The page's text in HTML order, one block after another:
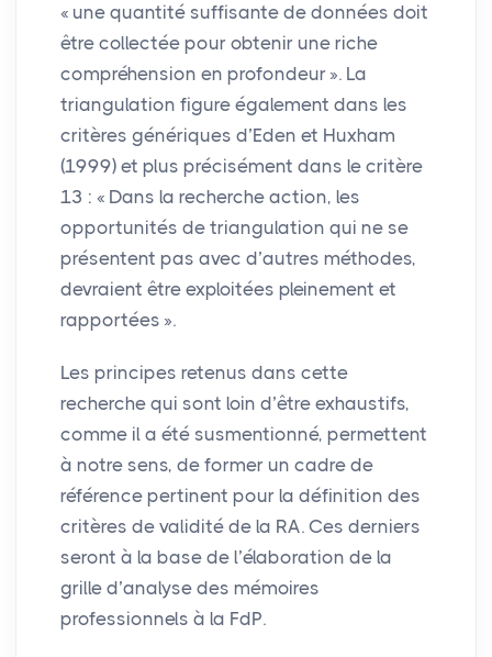
« une quantité suffisante de données doit
être collectée pour obtenir une riche
compréhension en profondeur ». La
triangulation figure également dans les
critères génériques d’Eden et Huxham
(1999) et plus précisément dans le critère
13 : « Dans la recherche action, les
opportunités de triangulation qui ne se
présentent pas avec d’autres méthodes,
devraient être exploitées pleinement et
rapportées ».
Les principes retenus dans cette
recherche qui sont loin d’être exhaustifs,
comme il a été susmentionné, permettent
à notre sens, de former un cadre de
référence pertinent pour la définition des
critères de validité de la RA. Ces derniers
seront à la base de l’élaboration de la
grille d’analyse des mémoires
professionnels à la FdP.